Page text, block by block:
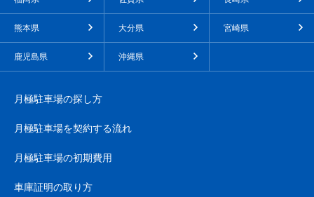
熊本県 大分県 宮崎県
鹿児島県 沖縄県
月極駐車場の探し方
月極駐車場を契約する流れ
月極駐車場の初期費用
車庫証明の取り方